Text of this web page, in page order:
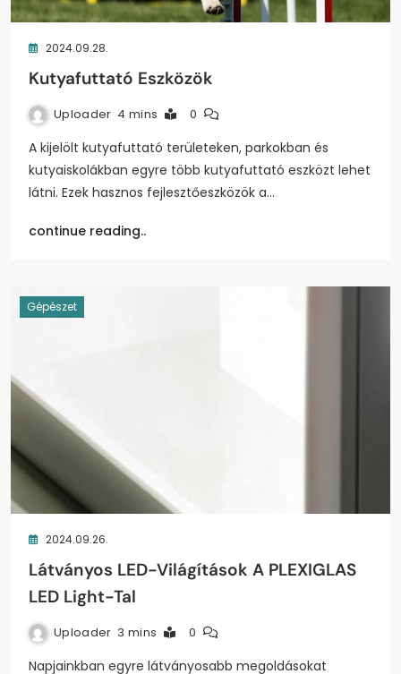
2024.09.28.
Kutyafuttató Eszközök
Uploader 4 mins 0
A kijelölt kutyafuttató területeken, parkokban és
kutyaiskolákban egyre több kutyafuttató eszközt lehet
látni. Ezek hasznos fejlesztőeszközök a…
continue reading..
Gépészet
2024.09.26.
Látványos LED-Világítások A PLEXIGLAS
LED Light-Tal
Uploader 3 mins 0
Napjainkban egyre látványosabb megoldásokat